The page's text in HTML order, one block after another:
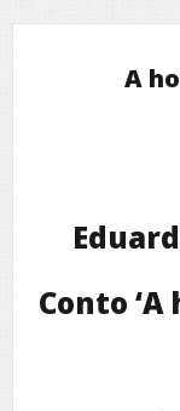
A
Conto